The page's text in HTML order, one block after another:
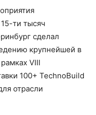
ти тысяч
сделал
крупнейшей в
VIII
100+ TechnoBuild
отрасли